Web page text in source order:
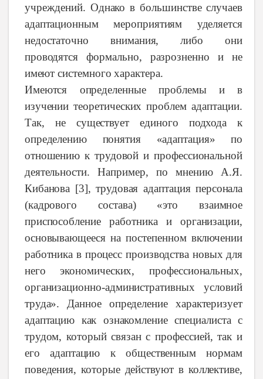
учреждений. Однако в большинстве случаев
адаптационным мероприятиям
уделяется
недостаточно
внимания, либо
они
проводятся
формально, разрозненно и не
имеют системного характера.
Имеются
определенные проблемыи в
изучении теоретических проблемадаптации.
Так, не существует единого подходак
определению
понятия
«адаптация» по
отношению к трудовой и профессиональной
деятельности.
Например, по мнению
А.Я.
Кибанова [3], трудовая адаптация персонала
(кадрового
состава) «это
взаимное
приспособление
работникаи организации,
основывающеесянапостепенном включении
работника в процесс производства новых для
него
экономических,
профессиональных,
организационно-административных
условий
труда».
Данное определение
характеризует
адаптацию как ознакомление специалистас
трудом, который связанс профессией, так и
его
адаптацию к общественным
нормам
поведения, которые действуютв коллективе,